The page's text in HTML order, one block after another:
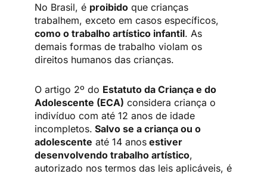
No Brasil, é proibido que crianças
trabalhem, exceto em casos específicos,
como o trabalho artístico infantil. As
demais formas de trabalho violam os
direitos humanos das crianças.
O artigo 2º do Estatuto da Criança e do
Adolescente (ECA) considera criança o
indivíduo com até 12 anos de idade
incompletos. Salvo se a criança ou o
adolescente até 14 anos estiver
desenvolvendo trabalho artístico,
autorizado nos termos das leis aplicáveis, é